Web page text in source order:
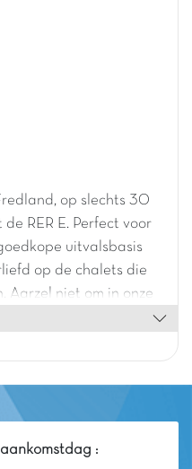
op slechts 30
RER E. Perfect voor
uitvalsbasis
op de chalets die
Aarzel niet om in onze
FANTASTISCH!
: